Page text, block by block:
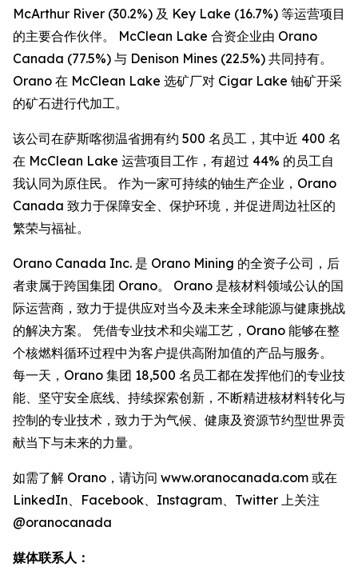
McArthur River (30.2%) 及 Key Lake (16.7%) 等运营项目
的主要合作伙伴。 McClean Lake 合资企业由 Orano
Canada (77.5%) 与 Denison Mines (22.5%) 共同持有。
Orano 在 McClean Lake 选矿厂对 Cigar Lake 铀矿开采
的矿石进行代加工。
该公司在萨斯喀彻温省拥有约 500 名员工，其中近 400 名
在 McClean Lake 运营项目工作，有超过 44% 的员工自
我认同为原住民。 作为一家可持续的铀生产企业，Orano
Canada 致力于保障安全、保护环境，并促进周边社区的
繁荣与福祉。
Orano Canada Inc. 是 Orano Mining 的全资子公司，后
者隶属于跨国集团 Orano。 Orano 是核材料领域公认的国
际运营商，致力于提供应对当今及未来全球能源与健康挑战
的解决方案。 凭借专业技术和尖端工艺，Orano 能够在整
个核燃料循环过程中为客户提供高附加值的产品与服务。
每一天，Orano 集团 18,500 名员工都在发挥他们的专业技
能、坚守安全底线、持续探索创新，不断精进核材料转化与
控制的专业技术，致力于为气候、健康及资源节约型世界贡
献当下与未来的力量。
如需了解 Orano，请访问 www.oranocanada.com 或在
LinkedIn、Facebook、Instagram、Twitter 上关注
@oranocanada
媒体联系人：